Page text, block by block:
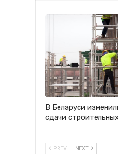
В Беларуси
сдачи
PREV NEXT